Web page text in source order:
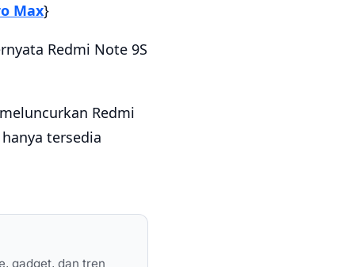
Max}
Redmi Note 9S
Redmi
tersedia
gadget, dan tren